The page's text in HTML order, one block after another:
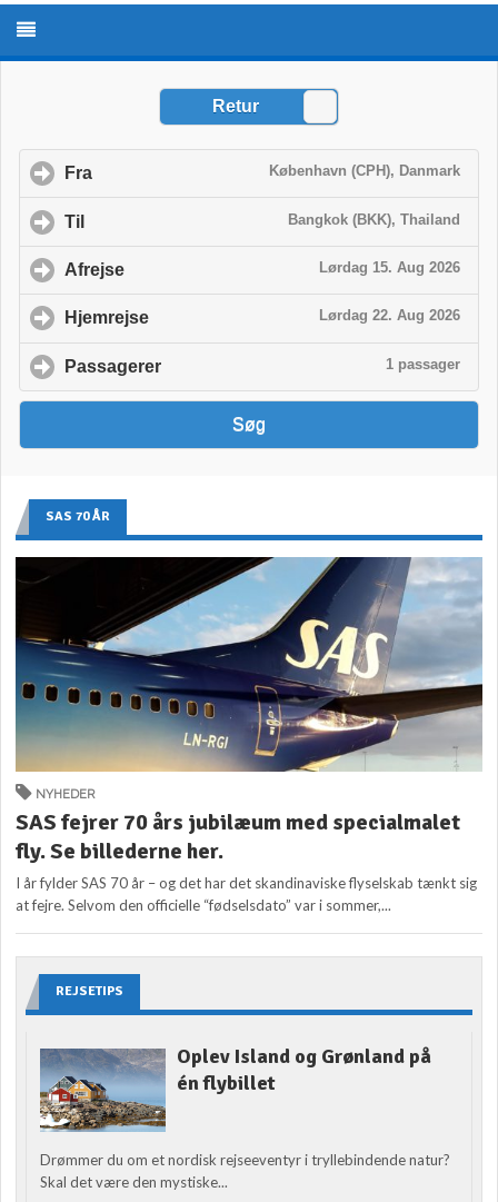
SAS 70 ÅR
NYHEDER
SAS fejrer 70 års jubilæum med specialmalet
fly. Se billederne her.
I år fylder SAS 70 år – og det har det skandinaviske flyselskab tænkt sig
at fejre. Selvom den officielle “fødselsdato” var i sommer,...
REJSETIPS
Oplev Island og Grønland på
én flybillet
Drømmer du om et nordisk rejseeventyr i tryllebindende natur?
Skal det være den mystiske...